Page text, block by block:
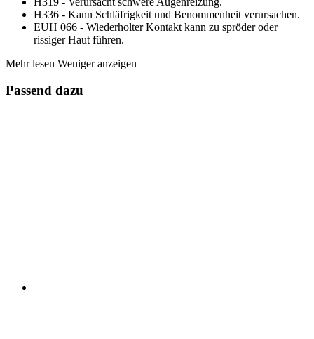
H336 - Kann Schläfrigkeit und Benommenheit verursachen.
EUH 066 - Wiederholter Kontakt kann zu spröder oder
rissiger Haut führen.
Mehr lesen Weniger anzeigen
Passend dazu